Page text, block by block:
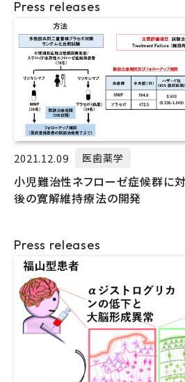
Press releases
2021.12.09 医歯薬学
小児難治性ネフローゼ症候群に
後の寛解維持療法の開発
Press releases